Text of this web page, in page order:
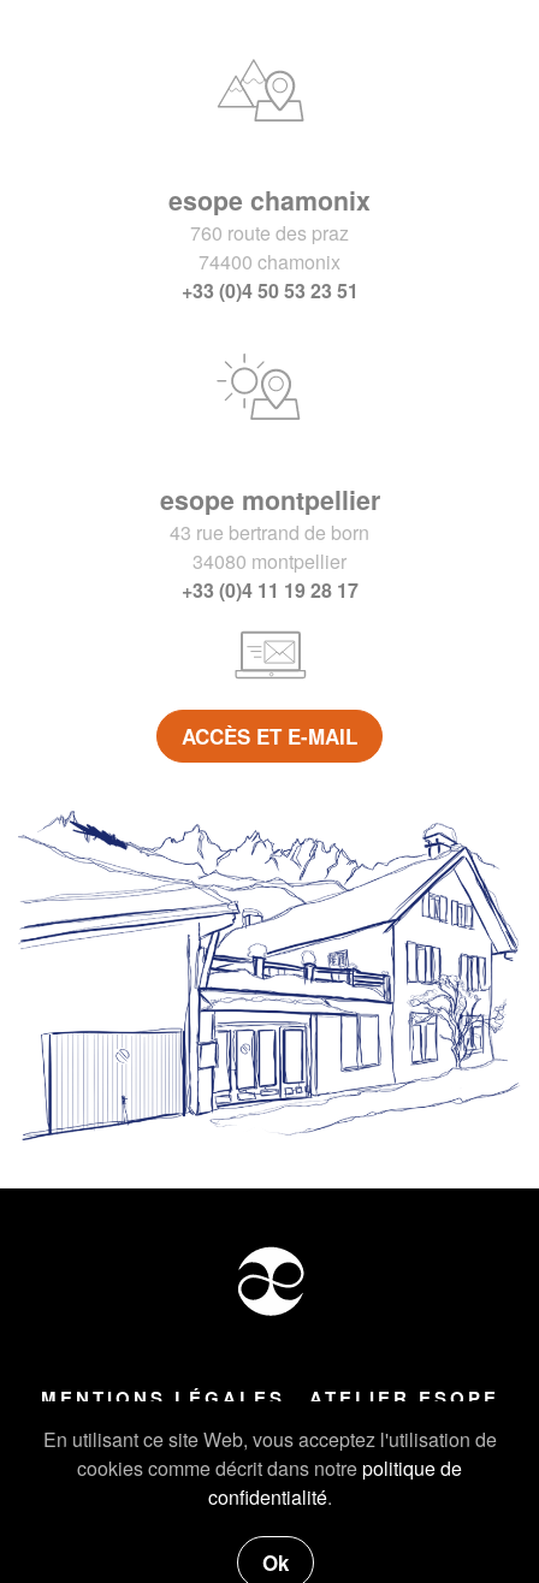
En utilisant ce site Web, vous acceptez l'utilisation de
cookies comme décrit dans notrepolitique de
confidentialité.
Ok
esope chamonix
760 route des praz
74400 chamonix
+33 (0)4 50 53 23 51
esope montpellier
43 rue bertrand de born
34080 montpellier
+33 (0)4 11 19 28 17
ACCÈS ET E-MAIL
MENTIONS LÉGALES ATELIER ESOPE